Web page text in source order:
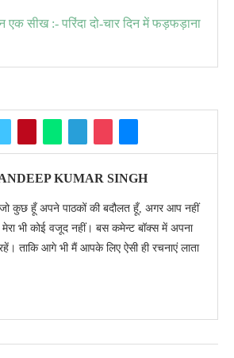
एक सीख :- परिंदा दो-चार दिन में फड़फड़ाना
KUMAR SINGH
कुछ हूँ अपने पाठकों की बदौलत हूँ, अगर आप नहीं
मेरा भी कोई वजूद नहीं। बस कमेन्ट बॉक्स में अपना
ताकि आगे भी मैं आपके लिए ऐसी ही रचनाएं लाता